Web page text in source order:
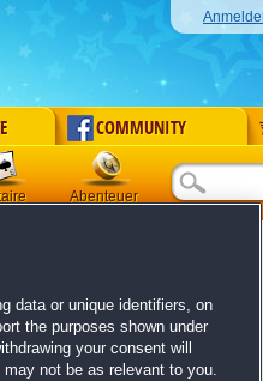
COMMUNITY
Abenteuer
data or unique identifiers, on
the purposes shown under
your consent will
not be as relevant to you.